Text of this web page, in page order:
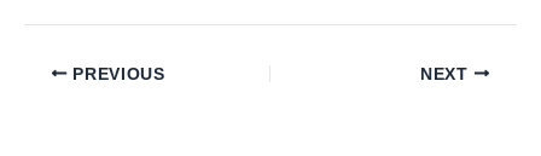
PREVIOUS NEXT